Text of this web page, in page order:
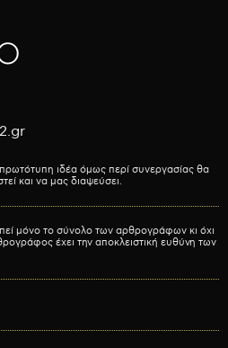
ιδέα όμως περί συνεργασίας θα
και να μας διαψεύσει.
μόνο το σύνολο των αρθρογράφων κι όχι
έχει την αποκλειστική ευθύνη των